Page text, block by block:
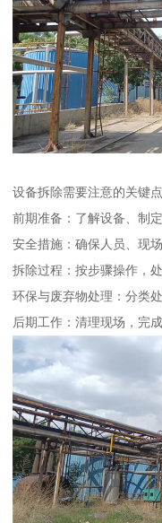
设备拆除需要注意的关键点
前期准备：了解设备、制
安全措施：确保人员、现
拆除过程：按步骤操作，
环保与废弃物处理：分类
后期工作：清理现场，完成